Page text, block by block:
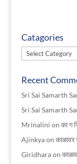
Catagories
Catagories
Recent
Sri Sai Samarth
Sri Sai Samarth
Mrinalini on का ग
Ajinkyaon
Giridharaon